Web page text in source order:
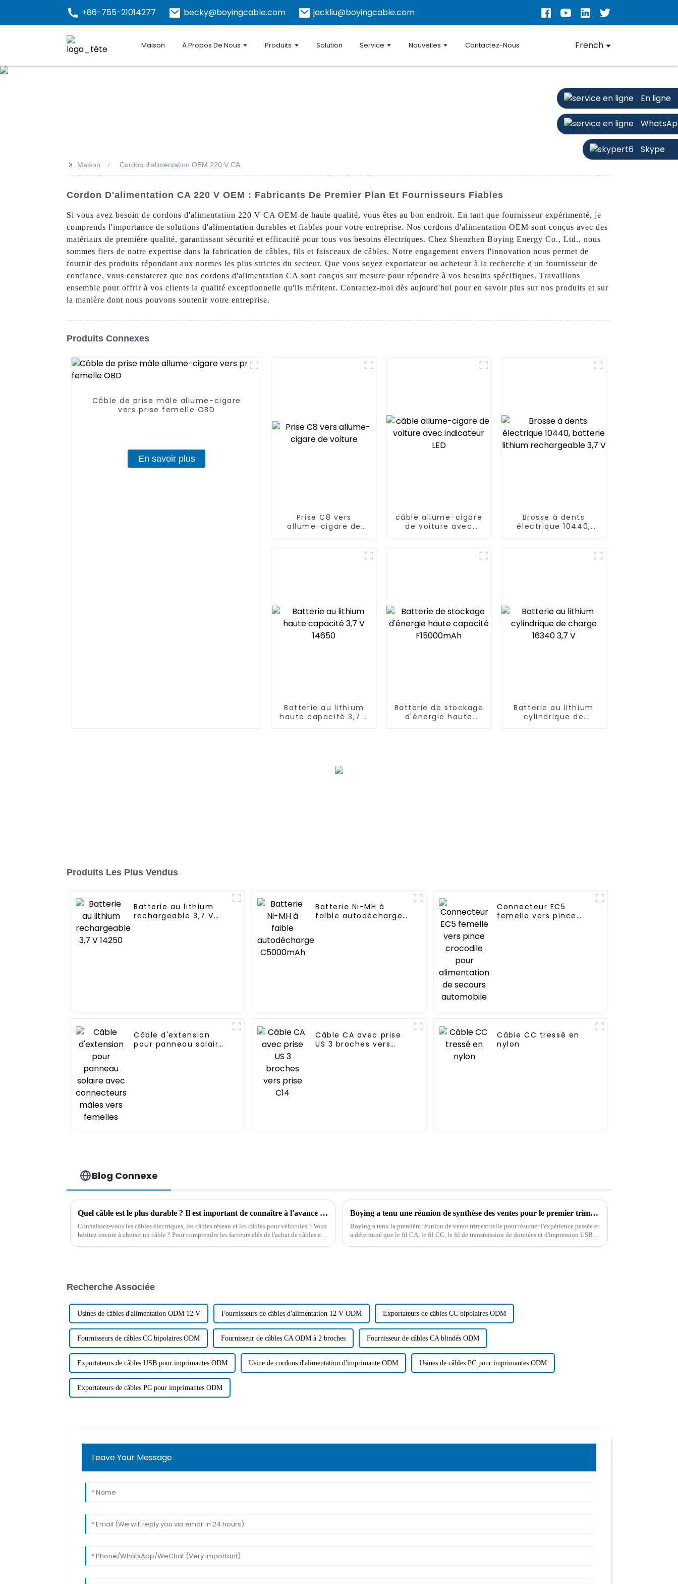
+86-755-21014277 becky@boyingcable.com jackliu@boyingcable.com
Maison À Propos De Nous Produits Solution Service Nouvelles Contactez-Nous French
En ligne
Skype
>> Maison Cordon d'alimentation OEM 220 V CA
Cordon D'alimentation CA 220 V OEM : Fabricants De Premier Plan Et Fournisseurs Fiables
Si vous avez besoin de cordons d'alimentation 220 V CA OEM de haute qualité, vous êtes au bon endroit. En tant que fournisseur expérimenté, je
comprends l'importance de solutions d'alimentation durables et fiables pour votre entreprise. Nos cordons d'alimentation OEM sont conçus avec des
matériaux de première qualité, garantissant sécurité et efficacité pour tous vos besoins électriques. Chez Shenzhen Boying Energy Co., Ltd., nous
sommes fiers de notre expertise dans la fabrication de câbles, fils et faisceaux de câbles. Notre engagement envers l'innovation nous permet de
fournir des produits répondant aux normes les plus strictes du secteur. Que vous soyez exportateur ou acheteur à la recherche d'un fournisseur de
confiance, vous constaterez que nos cordons d'alimentation CA sont conçus sur mesure pour répondre à vos besoins spécifiques. Travaillons
ensemble pour offrir à vos clients la qualité exceptionnelle qu'ils méritent. Contactez-moi dès aujourd'hui pour en savoir plus sur nos produits et sur
la manière dont nous pouvons soutenir votre entreprise.
Produits Connexes
Câble de prise mâle allume-cigare
vers prise femelle OBD
En savoir plus
Prise C8 vers
allume-cigare de
câble allume-cigare
de voiture avec
Brosse à dents
électrique 10440,
Batterie au lithium
haute capacité 3,7 V
Batterie de stockage
d'énergie haute
Batterie au lithium
cylindrique de
Produits Les Plus Vendus
Batterie au lithium
rechargeable 3,7 V
Batterie Ni-MH à
faible autodécharge
Connecteur EC5
femelle vers pince
Câble d'extension
pour panneau solaire
Câble CA avec prise
US 3 broches vers
Câble CC tressé en
nylon
Blog Connexe
Quel câble est le plus durable ? Il est important de connaître à l'avance les connaissances d'un professionnel !
Connaissez-vous les câbles électriques, les câbles réseau et les câbles pour véhicules ? Vous
hésitez encore à choisir un câble ? Pour comprendre les facteurs clés de l'achat de câbles et
Boying a tenu une réunion de synthèse des ventes pour le premier trimestre 2024
Boying a tenu la première réunion de vente trimestrielle pour résumer l'expérience passée et
a déterminé que le fil CA, le fil CC, le fil de transmission de données et d'impression USB,
Recherche Associée
Usines de câbles d'alimentation ODM 12 V Fournisseurs de câbles d'alimentation 12 V ODM Exportateurs de câbles CC bipolaires ODM
Fournisseurs de câbles CC bipolaires ODM Fournisseur de câbles CA ODM à 2 broches Fournisseur de câbles CA blindés ODM
Exportateurs de câbles USB pour imprimantes ODM Usine de cordons d'alimentation d'imprimante ODM Usines de câbles PC pour imprimantes ODM
Exportateurs de câbles PC pour imprimantes ODM
Leave Your Message